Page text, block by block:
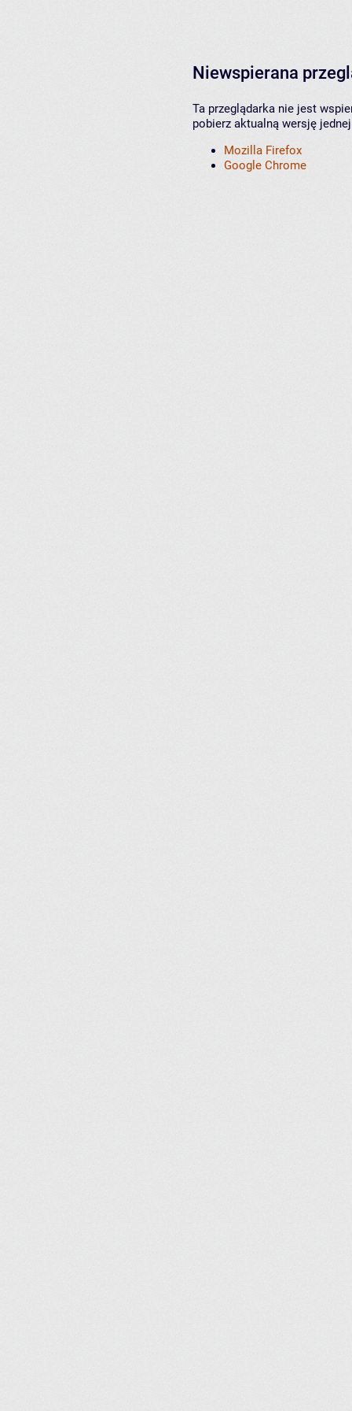
Niewspierana
Ta przeglądarka nie jest
pobierz aktualną wersję
Mozilla Firefox
Google Chrome